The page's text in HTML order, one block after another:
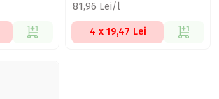
81,96 Lei/l
4 x 19,47 Lei